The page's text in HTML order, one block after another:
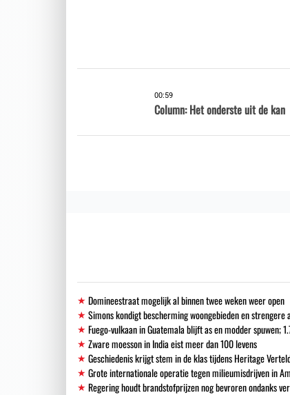
00:59
Column: Het onderste uit de kan
Domineestraat mogelijk al binnen twee weken weer open
Simons kondigt bescherming woongebieden en
Fuego-vulkaan in Guatemala blijft as en modder spuwen;
Zware moesson in India eist meer dan 100 levens
Geschiedenis krijgt stem in de klas tijdens Heritage
Grote internationale operatie tegen milieumisdrijven in
Regering houdt brandstofprijzen nog bevroren ondanks